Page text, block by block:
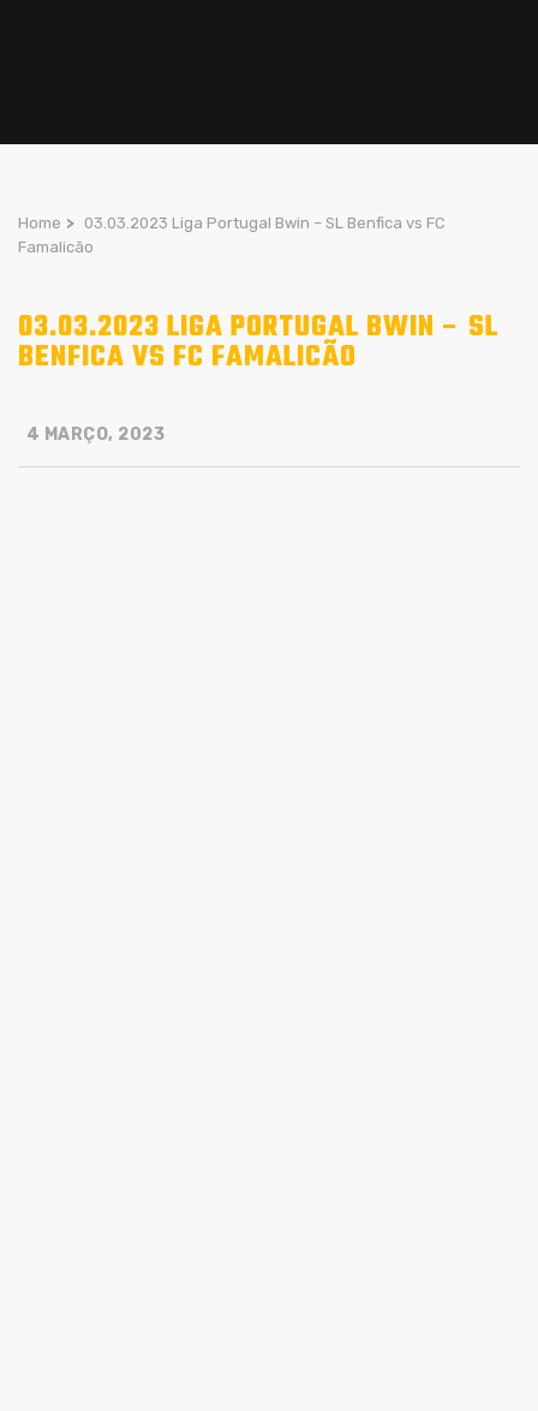
Home > 03.03.2023 Liga Portugal Bwin – SL Benfica vs FC
Famalicão
03.03.2023 LIGA PORTUGAL BWIN – SL
BENFICA VS FC FAMALICÃO
4 MARÇO, 2023